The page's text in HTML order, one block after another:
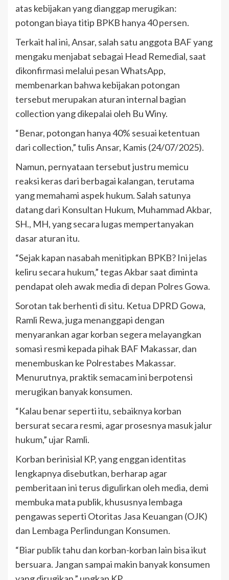
atas kebijakan yang dianggap merugikan:
potongan biaya titip BPKB hanya 40 persen.
Terkait hal ini, Ansar, salah satu anggota BAF yang
mengaku menjabat sebagai Head Remedial, saat
dikonfirmasi melalui pesan WhatsApp,
membenarkan bahwa kebijakan potongan
tersebut merupakan aturan internal bagian
collection yang dikepalai oleh Bu Winy.
“Benar, potongan hanya 40% sesuai ketentuan
dari collection,” tulis Ansar, Kamis (24/07/2025).
Namun, pernyataan tersebut justru memicu
reaksi keras dari berbagai kalangan, terutama
yang memahami aspek hukum. Salah satunya
datang dari Konsultan Hukum, Muhammad Akbar,
SH., MH, yang secara lugas mempertanyakan
dasar aturan itu.
“Sejak kapan nasabah menitipkan BPKB? Ini jelas
keliru secara hukum,” tegas Akbar saat diminta
pendapat oleh awak media di depan Polres Gowa.
Sorotan tak berhenti di situ. Ketua DPRD Gowa,
Ramli Rewa, juga menanggapi dengan
menyarankan agar korban segera melayangkan
somasi resmi kepada pihak BAF Makassar, dan
menembuskan ke Polrestabes Makassar.
Menurutnya, praktik semacam ini berpotensi
merugikan banyak konsumen.
“Kalau benar seperti itu, sebaiknya korban
bersurat secara resmi, agar prosesnya masuk jalur
hukum,” ujar Ramli.
Korban berinisial KP, yang enggan identitas
lengkapnya disebutkan, berharap agar
pemberitaan ini terus digulirkan oleh media, demi
membuka mata publik, khususnya lembaga
pengawas seperti Otoritas Jasa Keuangan (OJK)
dan Lembaga Perlindungan Konsumen.
“Biar publik tahu dan korban-korban lain bisa ikut
bersuara. Jangan sampai makin banyak konsumen